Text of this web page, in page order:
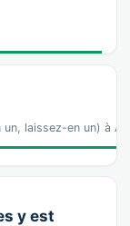
laissez-en un) à
y est